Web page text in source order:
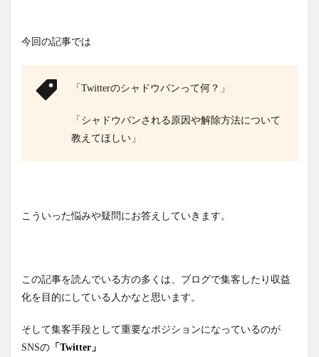
今回の記事では
「Twitterのシャドウバンって何？」
「シャドウバンされる原因や解除方法について
教えてほしい」
こういった悩みや疑問にお答えしていきます。
この記事を読んでいる方の多くは、ブログで集客したり収益
化を目的にしている人かなと思います。
そして集客手段として重要なポジションになっているのが
SNSの 「Twitter」